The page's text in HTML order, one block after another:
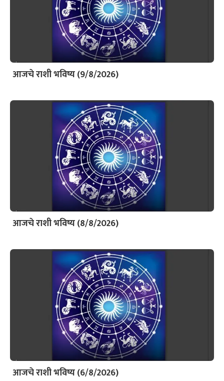
आजचे राशी भविष्य (9/8/2026)
आजचे राशी भविष्य (8/8/2026)
आजचे राशी भविष्य (6/8/2026)